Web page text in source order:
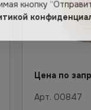
Цена по
Арт. 00847
кнопку